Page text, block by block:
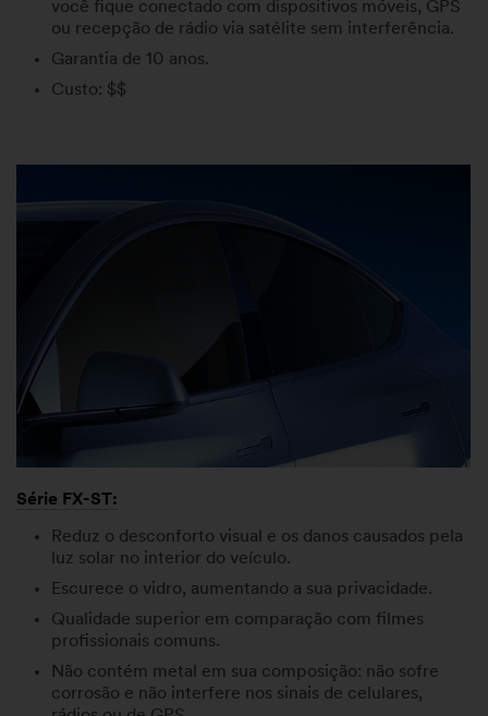
você fique conectado com dispositivos móveis, GPS
ou recepção de rádio via satélite sem interferência.
Garantia de 10 anos.
Custo: $$
Série FX-ST:
Reduz o desconforto visual e os danos causados pela
luz solar no interior do veículo.
Escurece o vidro, aumentando a sua privacidade.
Qualidade superior em comparação com filmes
profissionais comuns.
Não contém metal em sua composição: não sofre
corrosão e não interfere nos sinais de celulares,